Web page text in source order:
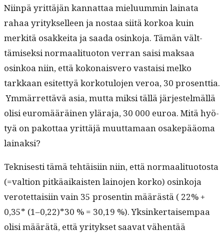
Niin­pä yrit­täjän kan­nat­taa mielu­um­min laina­ta
rahaa yri­tyk­selleen ja nos­taa siitä korkoa kuin
merk­itä osakkei­ta ja saa­da osinko­ja. Tämän vält­
tämisek­si nor­maal­i­tuo­ton ver­ran saisi mak­saa
osinkoa niin, että kokon­aisvero vas­taisi melko
tarkkaan esitet­tyä korko­tu­lo­jen veroa, 30 pros­ent­tia.
Ymmär­ret­tävä asia, mut­ta mik­si täl­lä jär­jestelmäl­lä
olisi euromääräi­nen ylära­ja, 30 000 euroa. Mitä hyö­
tyä on pakot­taa yrit­täjä muut­ta­maan osakepääo­ma
lainaksi?
Teknis­es­ti tämä tehtäisi­in niin, että nor­maal­i­tuo­to­s­ta
(=val­tion pitkäaikaisten lain­o­jen korko) osinko­ja
verotet­taisi­in vain 35 pros­entin määrästä ( 22% +
0,35* (1–0,22)*30 % = 30,19 %). Yksinker­taisem­paa
olisi määrätä, että yri­tyk­set saa­vat vähen­tää